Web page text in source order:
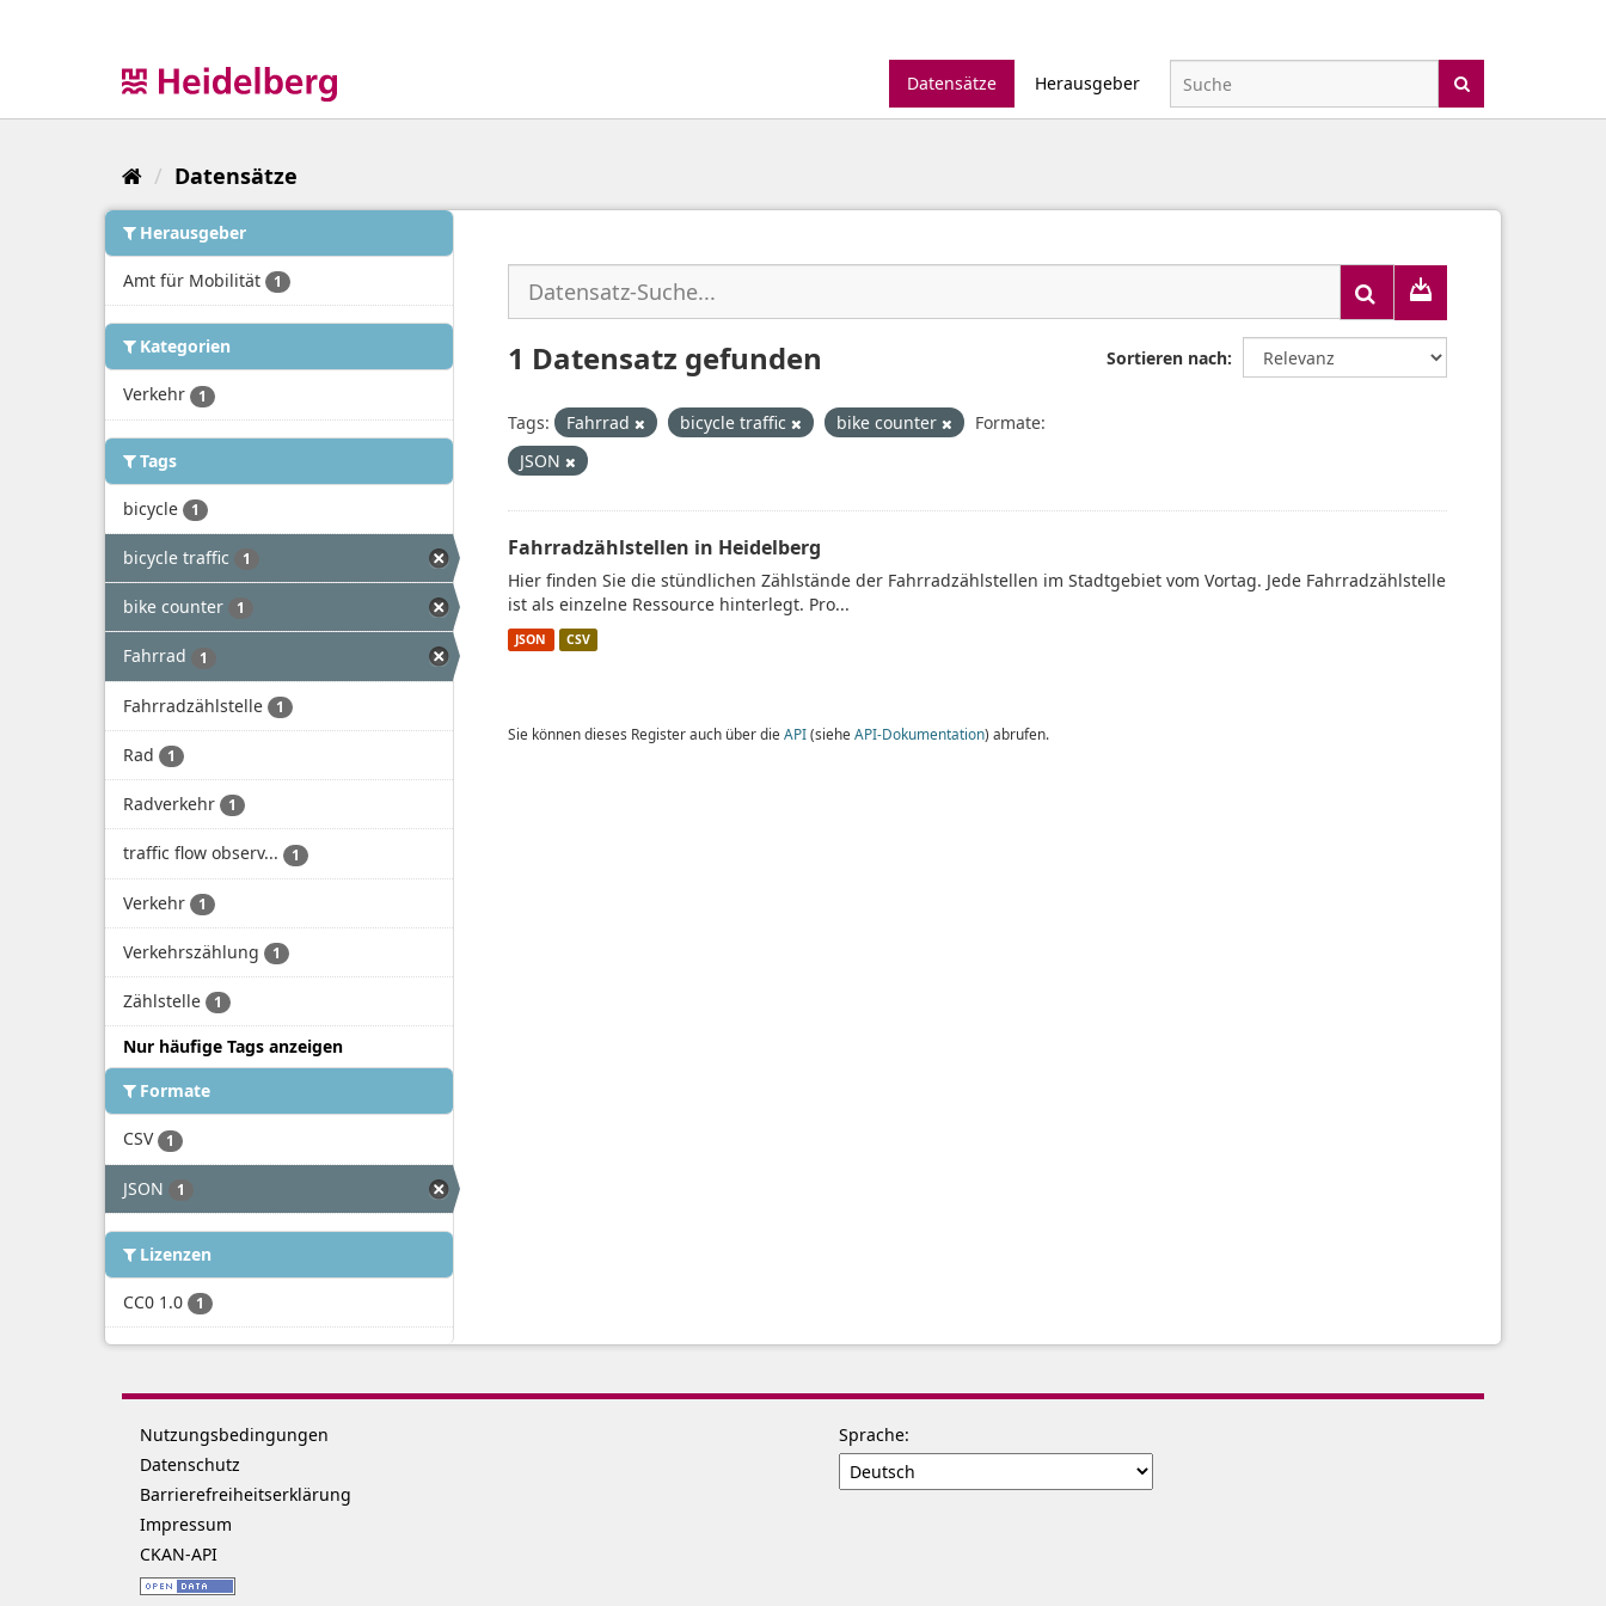
Datensätze
Herausgeber
Datensätze
Herausgeber
Amt für Mobilität 1
Kategorien
Verkehr 1
Tags
bicycle 1
bicycle traffic 1
bike counter 1
Fahrrad 1
Fahrradzählstelle 1
Rad 1
Radverkehr 1
traffic flow observ... 1
Verkehr 1
Verkehrszählung 1
Zählstelle 1
Nur häufige Tags anzeigen
Formate
CSV 1
JSON 1
Lizenzen
CC0 1.0 1
Sortieren nach
1 Datensatz gefunden
Tags: Fahrrad bicycle traffic bike counter
Formate:
JSON
Fahrradzählstellen in Heidelberg
Hier finden Sie die stündlichen Zählstände der Fahrradzählstellen im Stadtgebiet vom Vortag. Jede Fahrradzählstelle
ist als einzelne Ressource hinterlegt. Pro...
JSON CSV
Sie können dieses Register auch über die API(siehe API-Dokumentation) abrufen.
Nutzungsbedingungen
Datenschutz
Barrierefreiheitserklärung
Impressum
CKAN-API
Sprache